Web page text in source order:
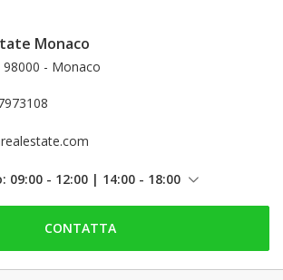
Monaco
98000 - Monaco
09:00 - 12:00 | 14:00 - 18:00
- 12:00 | 14:00 - 18:00
- 12:00 | 14:00 - 18:00
CONTATTA